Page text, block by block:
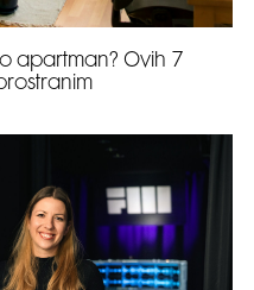
apartman? Ovih 7